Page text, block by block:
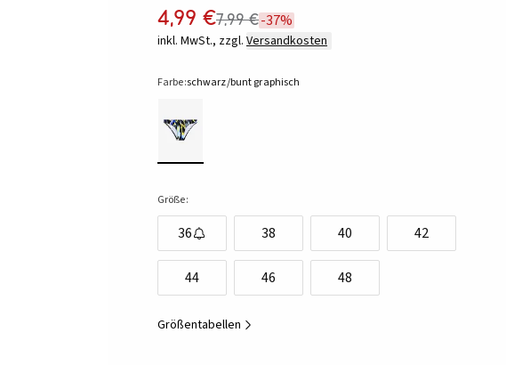
4,99 €7,99 €-37%
inkl. MwSt., zzgl. Versandkosten
Farbe:schwarz/bunt graphisch
Größe:
36 38 40 42
44 46 48
Größentabellen